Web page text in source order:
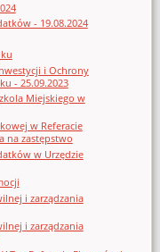
- 19.08.2024
i Ochrony
- 25.09.2023
Miejskiego w
w Referacie
na zastępstwo
w Urzędzie
i zarządzania
i zarządzania